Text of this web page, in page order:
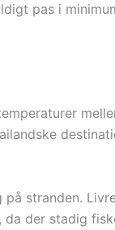
pas i
stranden.
der stadig